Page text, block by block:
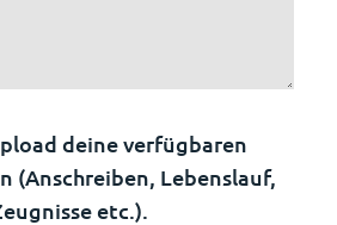
deine verfügbaren
(Anschreiben, Lebenslauf,
etc.).